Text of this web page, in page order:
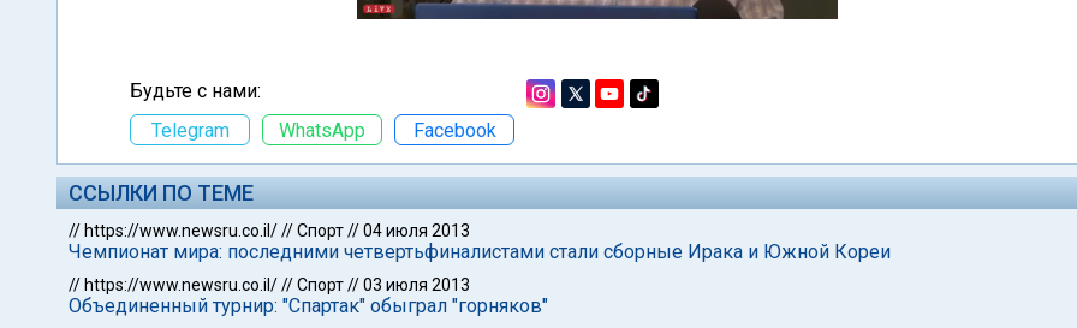
Будьте с нами:
Telegram
WhatsApp Facebook
ССЫЛКИ ПО ТЕМЕ
// https://www.newsru.co.il///Спорт//04 июля 2013
Чемпионат мира: последними четвертьфиналистами стали сборные Ирака и Южной Кореи
// https://www.newsru.co.il///Спорт//03 июля 2013
Объединенный турнир: "Спартак" обыграл "горняков"